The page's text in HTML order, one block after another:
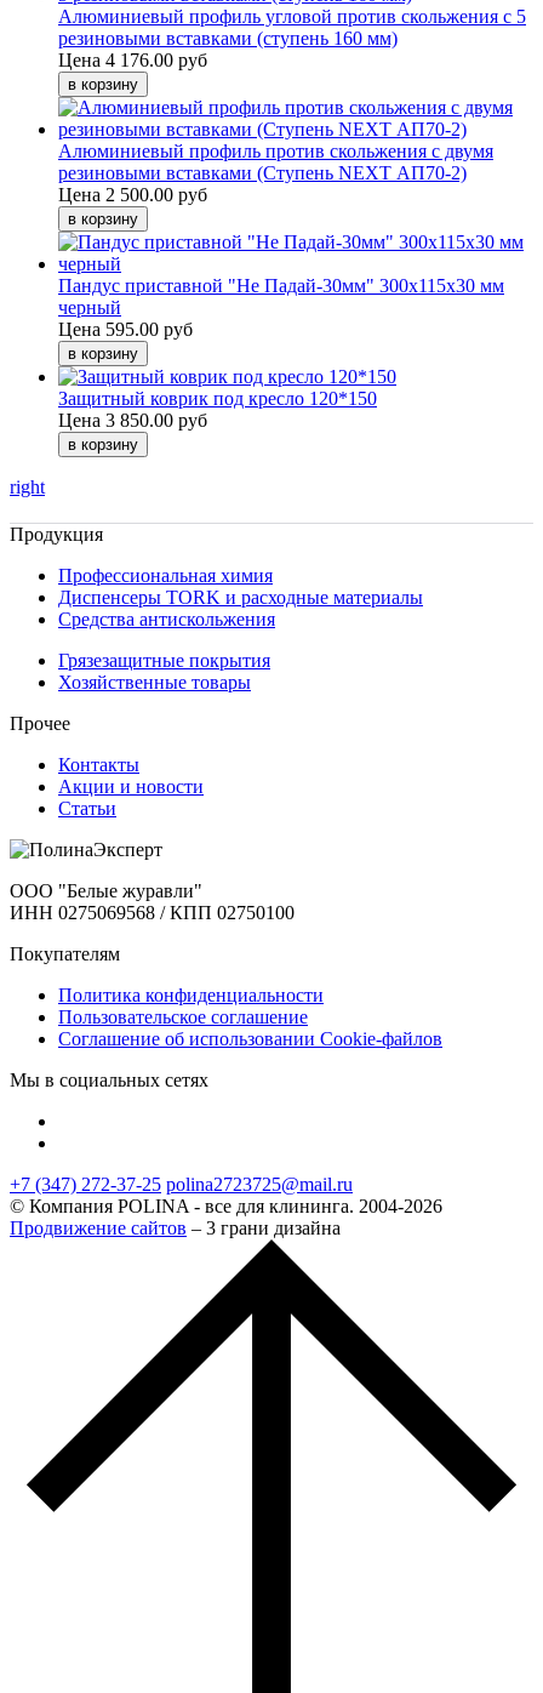
Алюминиевый профиль угловой против скольжения с 5
резиновыми вставками (ступень 160 мм)
Цена 4 176.00 руб
Алюминиевый профиль против скольжения с двумя
резиновыми вставками (Ступень NEXT АП70-2)
Цена 2 500.00 руб
Пандус приставной "Не Падай-30мм" 300х115х30 мм
черный
Цена 595.00 руб
Защитный коврик под кресло 120*150
Цена 3 850.00 руб
right
Продукция
Профессиональная химия
Диспенсеры TORK и расходные материалы
Cредства антискольжения
Грязезащитные покрытия
Хозяйственные товары
Прочее
Контакты
Акции и новости
Статьи
ООО "Белые журавли"
ИНН 0275069568 / КПП 02750100
Покупателям
Политика конфиденциальности
Пользовательское соглашение
Соглашение об использовании Cookie-файлов
Мы в социальных сетях
+7 (347) 272-37-25 polina2723725@mail.ru
© Компания POLINA - все для клининга. 2004-2026
Продвижение сайтов – 3 грани дизайна